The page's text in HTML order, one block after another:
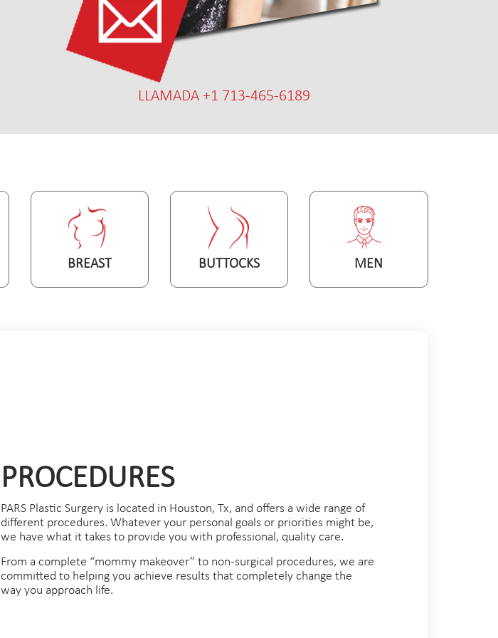
LLAMADA +1 713-465-6189
BREAST BUTTOCKS MEN
PROCEDURES
PARS Plastic Surgery is located in Houston, Tx, and offers a wide range of
different procedures. Whatever your personal goals or priorities might be,
we have what it takes to provide you with professional, quality care.
From a complete “mommy makeover” to non-surgical procedures, we are
committed to helping you achieve results that completely change the
way you approach life.